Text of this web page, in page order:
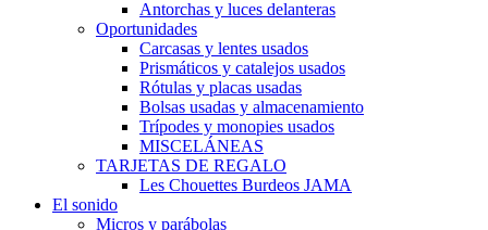
Antorchas y luces delanteras
Oportunidades
Carcasas y lentes usados
Prismáticos y catalejos usados
Rótulas y placas usadas
Bolsas usadas y almacenamiento
Trípodes y monopies usados
MISCELÁNEAS
TARJETAS DE REGALO
Les Chouettes Burdeos JAMA
El sonido
Micros y parábolas